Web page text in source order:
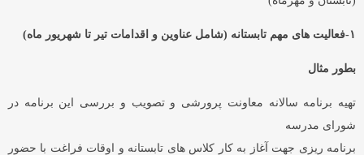
۱-فعالیت های مهم تابستانه (شامل عناوین و اقدامات تیر تا شهریور ماه)
بطور مثال
تهیه برنامه سالانه معاونت پرورشی و تصویب و بررسی این برنامه در
شورای مدرسه
برنامه ریزی جهت آغاز به کار کلاس های تابستانه و اوقات فراغت با حضور